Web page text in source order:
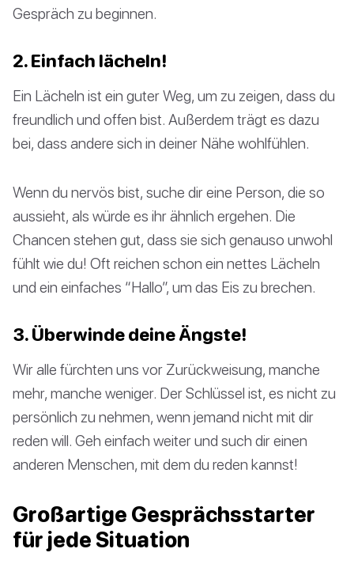
Gespräch zu beginnen.
2. Einfach lächeln!
Ein Lächeln ist ein guter Weg, um zu zeigen, dass du
freundlich und offen bist. Außerdem trägt es dazu
bei, dass andere sich in deiner Nähe wohlfühlen.
Wenn du nervös bist, suche dir eine Person, die so
aussieht, als würde es ihr ähnlich ergehen. Die
Chancen stehen gut, dass sie sich genauso unwohl
fühlt wie du! Oft reichen schon ein nettes Lächeln
und ein einfaches “Hallo”, um das Eis zu brechen.
3. Überwinde deine Ängste!
Wir alle fürchten uns vor Zurückweisung, manche
mehr, manche weniger. Der Schlüssel ist, es nicht zu
persönlich zu nehmen, wenn jemand nicht mit dir
reden will. Geh einfach weiter und such dir einen
anderen Menschen, mit dem du reden kannst!
Großartige Gesprächsstarter
für jede Situation